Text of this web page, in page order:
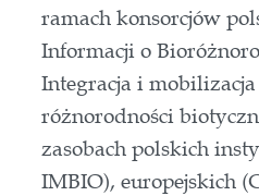
ramach konsorcjów
Informacji o
Integracja i
różnorodności
zasobach polskich
IMBIO), europejskich